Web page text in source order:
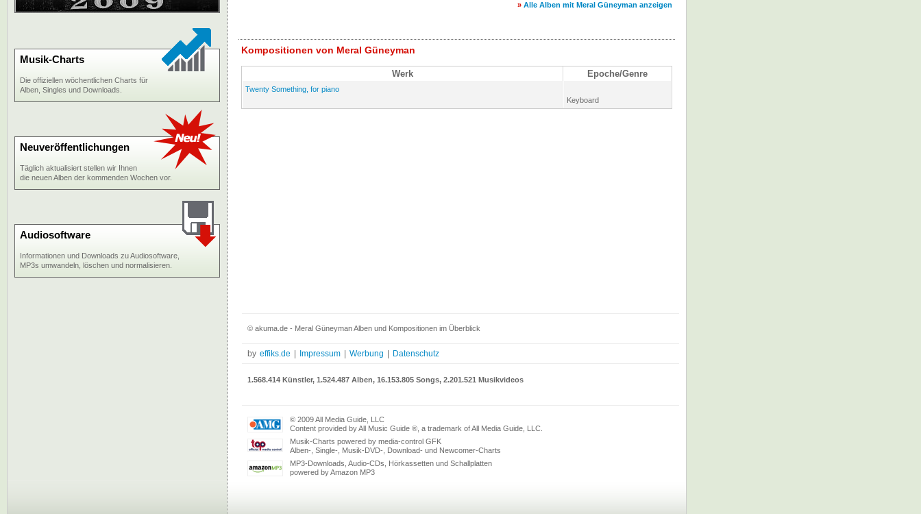
» Alle Alben mit Meral Güneyman anzeigen
Kompositionen von Meral Güneyman
Werk Epoche/Genre
Twenty Something, for piano
Keyboard
Musik-Charts
Die offiziellen wöchentlichen Charts für
Alben, Singles und Downloads.
Neuveröffentlichungen
Täglich aktualisiert stellen wir Ihnen
die neuen Alben der kommenden Wochen vor.
Audiosoftware
Informationen und Downloads zu Audiosoftware,
MP3s umwandeln, löschen und normalisieren.
© akuma.de - Meral Güneyman Alben und Kompositionen im Überblick
by effiks.de Impressum Werbung Datenschutz
1.568.414 Künstler, 1.524.487 Alben, 16.153.805 Songs, 2.201.521 Musikvideos
© 2009 All Media Guide, LLC
Content provided by All Music Guide ®, a trademark of All Media Guide, LLC.
Musik-Charts powered by media-control GFK
Alben-, Single-, Musik-DVD-, Download- und Newcomer-Charts
MP3-Downloads, Audio-CDs, Hörkassetten und Schallplatten
powered by Amazon MP3